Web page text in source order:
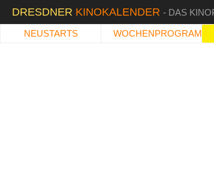
DRESDNER KINOKALENDER - DAS
NEUSTARTS WOCHENPROGRAMM